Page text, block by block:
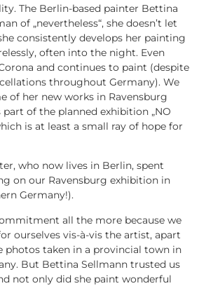
The Berlin-based painter Bettina
of „nevertheless“, she doesn’t let
consistently develops her painting
often into the night. Even
and continues to paint (despite
throughout Germany). We
of her new works in Ravensburg
of the planned exhibition „NO
is at least a small ray of hope for
who now lives in Berlin, spent
on our Ravensburg exhibition in
Germany!).
all the more because we
ourselves vis-à-vis the artist, apart
taken in a provincial town in
But Bettina Sellmann trusted us
not only did she paint wonderful